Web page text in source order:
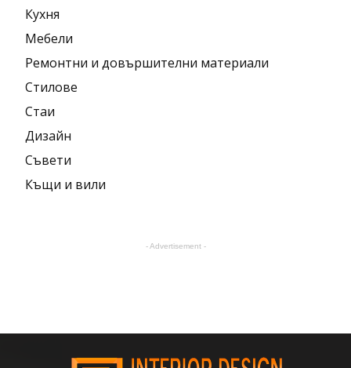
Кухня
Мебели
Ремонтни и довършителни материали
Стилове
Стаи
Дизайн
Съвети
Къщи и вили
- Advertisement -